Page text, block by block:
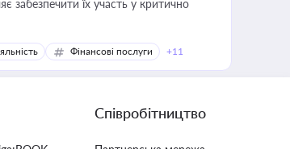
забезпечити їх участь у критично
Фінансові послуги +11
Співробітництво